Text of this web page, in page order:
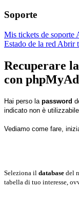
Soporte
Mis tickets de soporte
Estado de la red Abrir
Recuperare
con
Hai perso la password
indicato non è
Vediamo come fare,
Seleziona il database del
tabella di tuo interesse,